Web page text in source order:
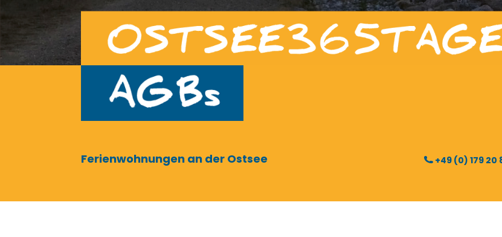
Ferienwohnungen an der Ostsee +49 (0) 179 20